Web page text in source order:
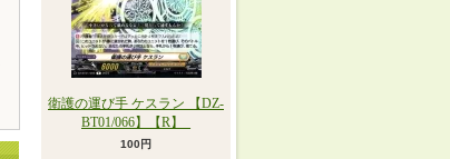
衛護の運び手 ケスラン 【DZ-
BT01/066】【R】_
100円